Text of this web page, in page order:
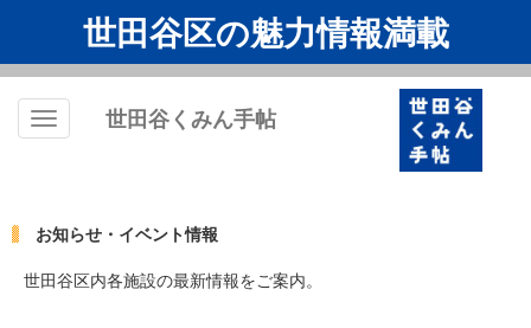
世田谷区の魅力情報満載
Toggle
世田谷くみん手帖
お知らせ・イベント情報
世田谷区内各施設の最新情報をご案内。